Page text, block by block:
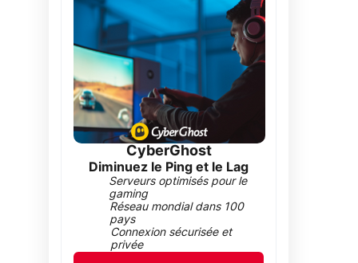
CyberGhost
Diminuez le Ping et le Lag
Serveurs optimisés pour le
gaming
Réseau mondial dans 100
pays
Connexion sécurisée et
privée